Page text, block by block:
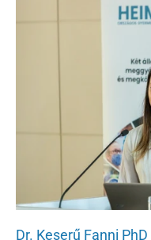
Dr. Keserű Fanni PhD